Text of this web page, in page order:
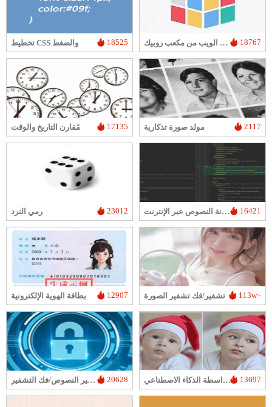
تخطيط CSS والضغط 18525 نسخة الويب من مكعب روبيك 18767
مُقارن التاريخ والوقت 17135 مولد صورة تذكارية 2117
رمي النرد 23012 أداة مقارنة النصوص عبر الإنترنت 16421
بطاقة الهوية الإلكترونية 12907 تشفير/فك تشفير الصورة 113w+
تشفير النصوص/فك التشفير 20628 تبديل الوجه في الصورة بواسطة الذكاء الاصطناعي 13697